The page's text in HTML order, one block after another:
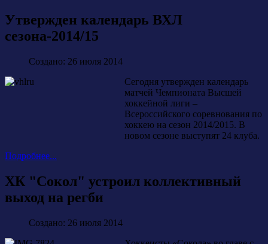
Утвержден календарь ВХЛ
сезона-2014/15
Создано: 26 июля 2014
Сегодня утвержден календарь
матчей Чемпионата Высшей
хоккейной лиги –
Всероссийского соревнования по
хоккею на сезон 2014/2015. В
новом сезоне выступят 24 клуба.
Подробнее...
ХК "Сокол" устроил коллективный
выход на регби
Создано: 26 июля 2014